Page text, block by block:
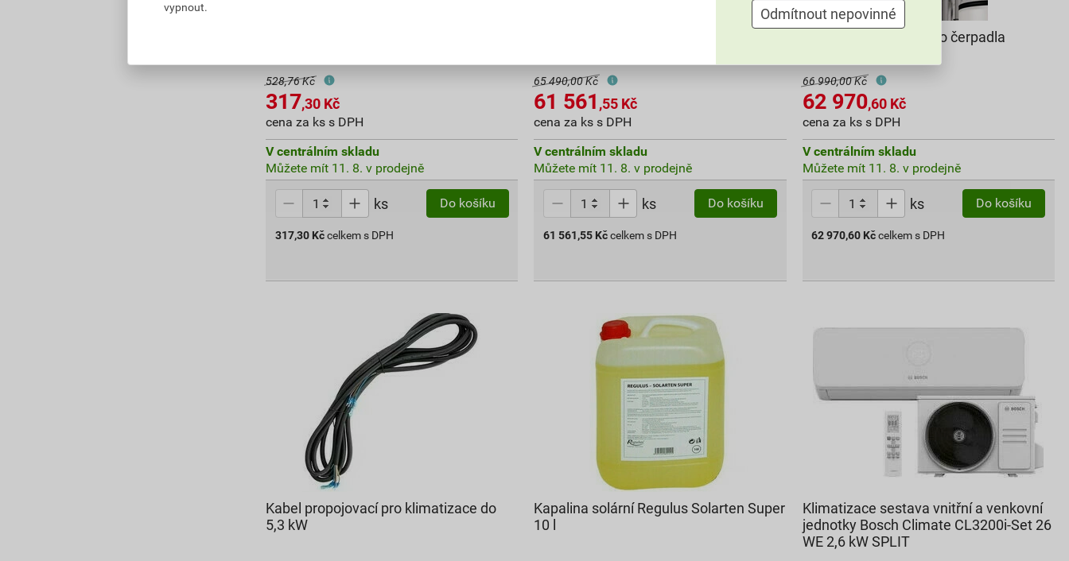
528,76 Kč
317,30 Kč
cena za ks s DPH
V centrálním skladu
Můžete mít 11. 8. v prodejně
ks Do košíku
317,30 Kč celkem s DPH
65 490,00 Kč
61 561 ,55 Kč
cena za ks s DPH
V centrálním skladu
Můžete mít 11. 8. v prodejně
ks Do košíku
61 561,55 Kčcelkem s DPH
Hydromodul tepelného čerpadla
66 990,00 Kč
62 970,60Kč
cena za ks s DPH
V centrálním skladu
Můžete mít 11. 8. v prodejně
ks Do košíku
62 970,60 Kč celkem s DPH
Kabel propojovací pro klimatizace do
5,3 kW
Kapalina solární Regulus Solarten Super
10 l
Klimatizace sestava vnitřní a venkovní
jednotky Bosch Climate CL3200i-Set 26
WE 2,6 kW SPLIT
vypnout.
Odmítnout nepovinné